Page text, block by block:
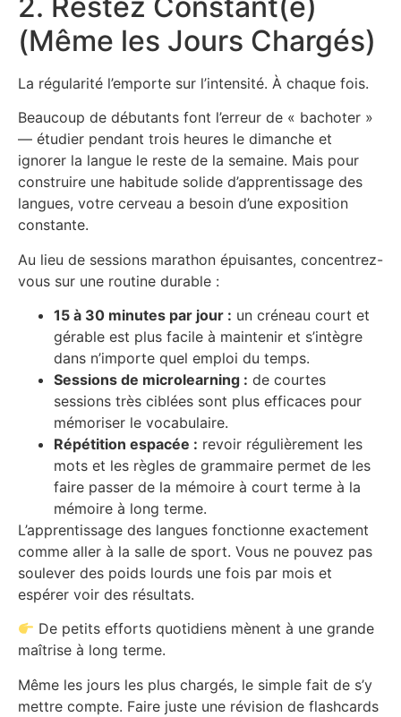
(Même les Jours Chargés)
La régularité l’emporte sur l’intensité. À chaque fois.
Beaucoup de débutants font l’erreur de « bachoter »
— étudier pendant trois heures le dimanche et
ignorer la langue le reste de la semaine. Mais pour
construire une habitude solide d’apprentissage des
langues, votre cerveau a besoin d’une exposition
constante.
Au lieu de sessions marathon épuisantes, concentrez-
vous sur une routine durable :
15 à 30 minutes par jour : un créneau court et
gérable est plus facile à maintenir et s’intègre
dans n’importe quel emploi du temps.
Sessions de microlearning : de courtes
sessions très ciblées sont plus efficaces pour
mémoriser le vocabulaire.
Répétition espacée : revoir régulièrement les
mots et les règles de grammaire permet de les
faire passer de la mémoire à court terme à la
mémoire à long terme.
L’apprentissage des langues fonctionne exactement
comme aller à la salle de sport. Vous ne pouvez pas
soulever des poids lourds une fois par mois et
espérer voir des résultats.
De petits efforts quotidiens mènent à une grande
maîtrise à long terme.
Même les jours les plus chargés, le simple fait de s’y
mettre compte. Faire juste une révision de flashcards